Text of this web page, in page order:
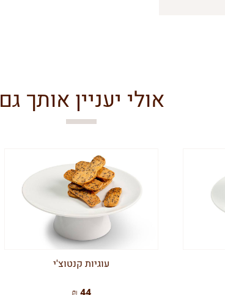
אולי יעניין אותך גם
עוגיות קנטוצ'י